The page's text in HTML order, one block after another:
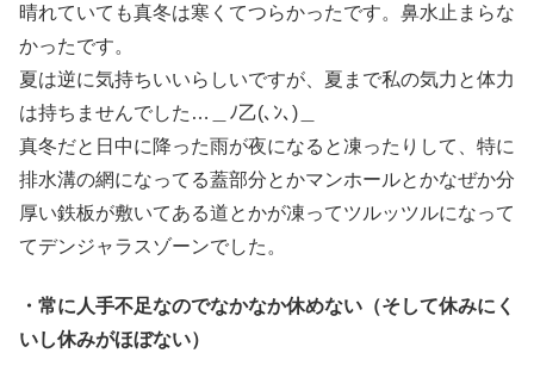
晴れていても真冬は寒くてつらかったです。鼻水止まらな
かったです。
夏は逆に気持ちいいらしいですが、夏まで私の気力と体力
は持ちませんでした…＿ﾉ乙(､ﾝ､)＿
真冬だと日中に降った雨が夜になると凍ったりして、特に
排水溝の網になってる蓋部分とかマンホールとかなぜか分
厚い鉄板が敷いてある道とかが凍ってツルッツルになって
てデンジャラスゾーンでした。
・常に人手不足なのでなかなか休めない（そして休みにく
いし休みがほぼない）